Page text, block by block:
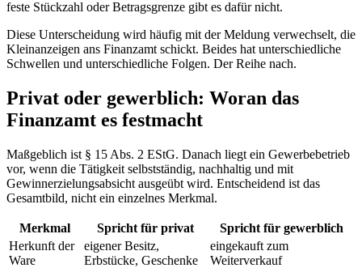
feste Stückzahl oder Betragsgrenze gibt es dafür nicht.
Diese Unterscheidung wird häufig mit der Meldung verwechselt, die
Kleinanzeigen ans Finanzamt schickt. Beides hat unterschiedliche
Schwellen und unterschiedliche Folgen. Der Reihe nach.
Privat oder gewerblich: Woran das
Finanzamt es festmacht
Maßgeblich ist § 15 Abs. 2 EStG. Danach liegt ein Gewerbebetrieb
vor, wenn die Tätigkeit selbstständig, nachhaltig und mit
Gewinnerzielungsabsicht ausgeübt wird. Entscheidend ist das
Gesamtbild, nicht ein einzelnes Merkmal.
Merkmal Spricht für privat
Spricht für gewerblich
Herkunft der
Ware
eigener Besitz,
Erbstücke, Geschenke
eingekauft zum
Weiterverkauf